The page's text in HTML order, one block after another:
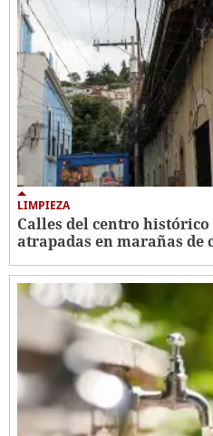
LIMPIEZA
Calles del centro
atrapadas en marañas de